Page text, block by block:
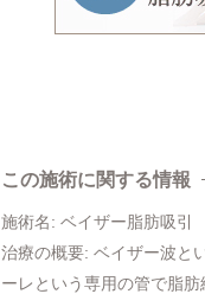
この施術に関する情報
施術名: ベイザー脂肪吸引
治療の概要: ベイザー波と
ーレという専用の管で脂